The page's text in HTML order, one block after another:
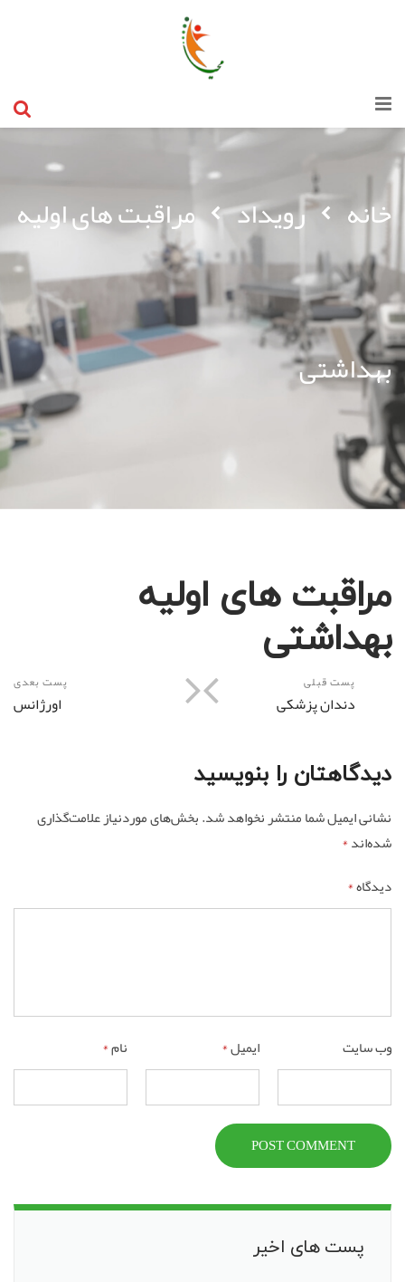
خانه رویداد مراقبت های اولیه
بهداشتی
مراقبت های اولیه
بهداشتی
پست قبلی
دندان پزشکی
پست بعدی
اورژانس
دیدگاهتان را بنویسید
نشانی ایمیل شما منتشر نخواهد شد.بخش‌های موردنیاز علامت‌گذاری
شده‌اند*
دیدگاه*
نام* ایمیل* وب‌ سایت
POST COMMENT
پست های اخیر